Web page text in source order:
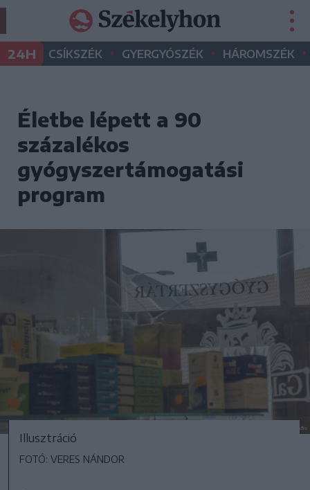
24H CSÍKSZÉK • GYERGYÓSZÉK • HÁROMSZÉK •
Életbe lépett a 90
százalékos
gyógyszertámogatási
program
Illusztráció
FOTÓ: VERES NÁNDOR